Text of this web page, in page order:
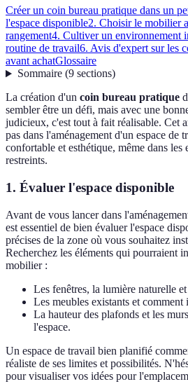
Créer un coin bureau pratique dans un
l'espace disponible2. Choisir le mobilier
rangement4. Cultiver un environnement
routine de travail6. Avis d'expert sur les
avant achatGlossaire
Sommaire(9 sections)
La création d'un coin bureau pratique
sembler être un défi, mais avec une
judicieux, c'est tout à fait réalisable. Cet
pas dans l'aménagement d'un espace de
confortable et esthétique, même dans les
restreints.
1. Évaluer l'espace disponible
Avant de vous lancer dans
est essentiel de bien évaluer l'espace
précises de la zone où vous souhaitez
Recherchez les éléments qui pourraient
mobilier :
Les fenêtres, la lumière naturelle
Les meubles existants et
La hauteur des plafonds et les
l'espace.
Un espace de travail bien planifié
réaliste de ses limites et possibilités.
pour visualiser vos idées pour